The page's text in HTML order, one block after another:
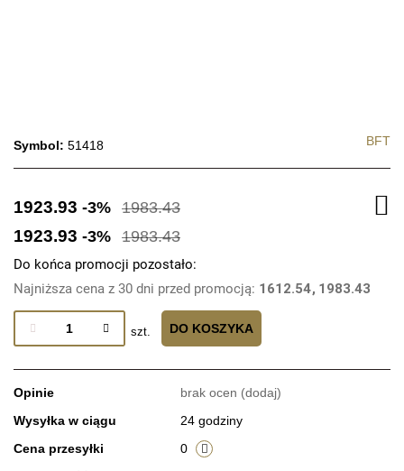
Symbol: 51418 BFT
1923.93 -3% 1983.43
1923.93 -3% 1983.43
Do końca promocji pozostało:
Najniższa cena z 30 dni przed promocją: 1612.54 1983.43
szt. DO KOSZYKA
Opinie brak ocen (dodaj)
Wysyłka w ciągu
24 godziny
Cena przesyłki
0